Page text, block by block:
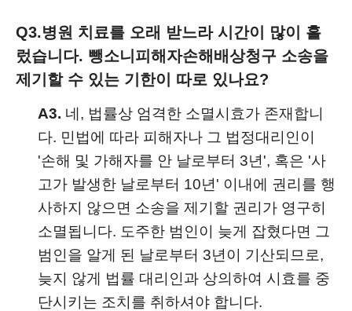
Q3.병원 치료를 오래 받느라 시간이 많이 흘
렀습니다. 뺑소니피해자손해배상청구 소송을
제기할 수 있는 기한이 따로 있나요?
A3. 네, 법률상 엄격한 소멸시효가 존재합니
다. 민법에 따라 피해자나 그 법정대리인이
'손해 및 가해자를 안 날로부터 3년', 혹은 '사
고가 발생한 날로부터 10년' 이내에 권리를 행
사하지 않으면 소송을 제기할 권리가 영구히
소멸됩니다. 도주한 범인이 늦게 잡혔다면 그
범인을 알게 된 날로부터 3년이 기산되므로,
늦지 않게 법률 대리인과 상의하여 시효를 중
단시키는 조치를 취하셔야 합니다.